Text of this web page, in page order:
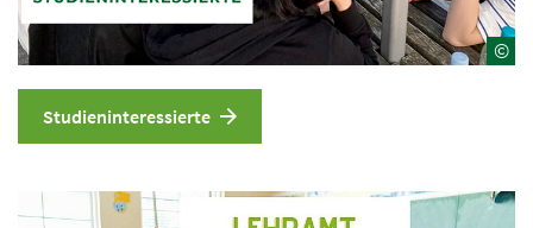
©
Studieninteressierte